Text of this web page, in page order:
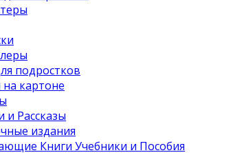
подростков
картоне
и Рассказы
издания
Книги Учебники и Пособия